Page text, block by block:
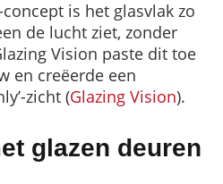
concept is het glasvlak zo
de lucht ziet, zonder
Vision paste dit toe
en creëerde een
zicht (Glazing Vision).
glazen deuren